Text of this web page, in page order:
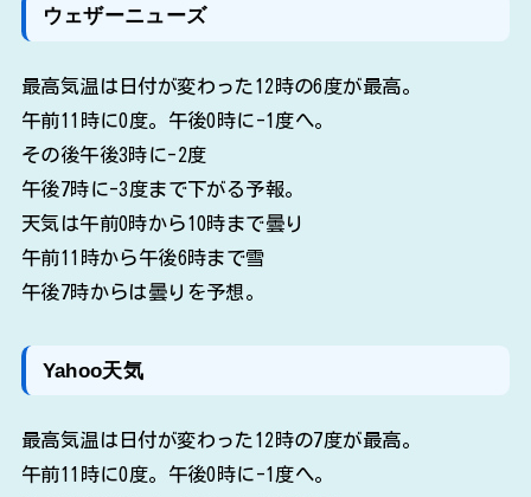
ウェザーニューズ
最高気温は日付が変わった12時の6度が最高。
午前11時に0度。午後0時に-1度へ。
その後午後3時に-2度
午後7時に-3度まで下がる予報。
天気は午前0時から10時まで曇り
午前11時から午後6時まで雪
午後7時からは曇りを予想。
Yahoo天気
最高気温は日付が変わった12時の7度が最高。
午前11時に0度。午後0時に-1度へ。